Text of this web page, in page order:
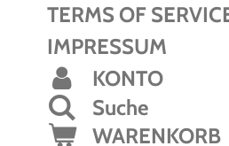
TERMS OF
IMPRESSUM
KONTO
Suche
WARENKORB